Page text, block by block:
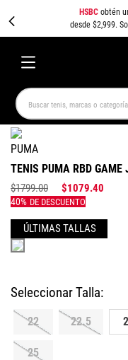
HSBCobtén
desde $2,999.
Buscar tenis, marcas o
PUMA
TENIS PUMA RBD GAME
$1799.00 $1079.40
Colores
22 22.5
25
TÉRMINOS MÁS BUSCADOS
NEW BALANCE
CAMPUS AIR MAX